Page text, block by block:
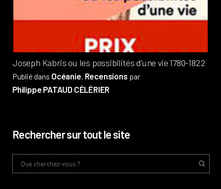
Joseph Kabris ou les possibilités d’une vie 1780-1822
Publié dans Océanie, Recensions par
Philippe PATAUD CÉLÉRIER
Rechercher sur tout le site